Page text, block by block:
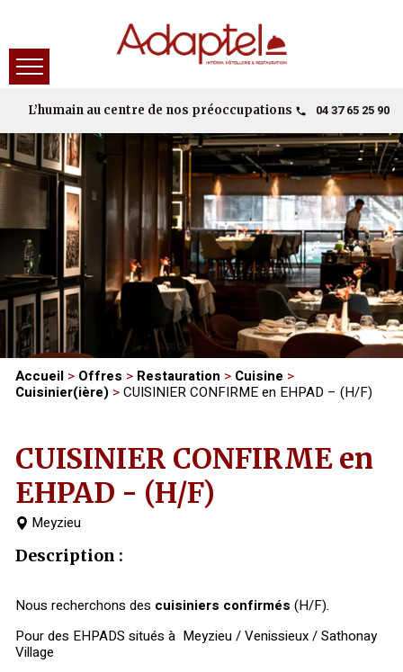
L’humain au centre de nos préoccupations 04 37 65 25 90
Accueil > Offres > Restauration > Cuisine >
Cuisinier(ière) >CUISINIER CONFIRME en EHPAD – (H/F)
CUISINIER CONFIRME en
EHPAD - (H/F)
Meyzieu
Description :
Nous recherchons des cuisiniers confirmés (H/F).
Pour des EHPADS situés à Meyzieu / Venissieux / Sathonay
Village